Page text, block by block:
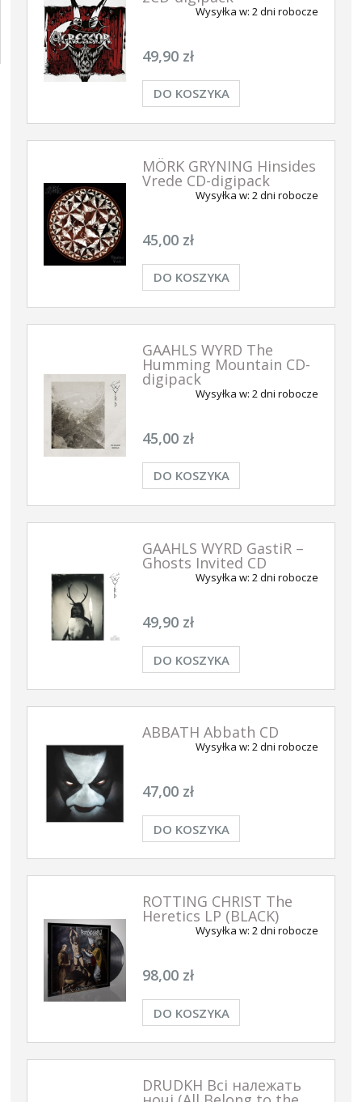
Wysyłka w: 2 dni robocze
49,90 zł
DO KOSZYKA
MÖRK GRYNING Hinsides
Vrede CD-digipack
Wysyłka w: 2 dni robocze
45,00 zł
DO KOSZYKA
GAAHLS WYRD The
Humming Mountain CD-
digipack
Wysyłka w: 2 dni robocze
45,00 zł
DO KOSZYKA
GAAHLS WYRD GastiR –
Ghosts Invited CD
Wysyłka w: 2 dni robocze
49,90 zł
DO KOSZYKA
ABBATH Abbath CD
Wysyłka w: 2 dni robocze
47,00 zł
DO KOSZYKA
ROTTING CHRIST The
Heretics LP (BLACK)
Wysyłka w: 2 dni robocze
98,00 zł
DO KOSZYKA
DRUDKH Всі належать